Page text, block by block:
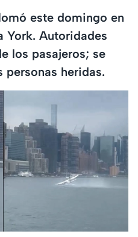
este domingo en
York. Autoridades
los pasajeros; se
personas heridas.